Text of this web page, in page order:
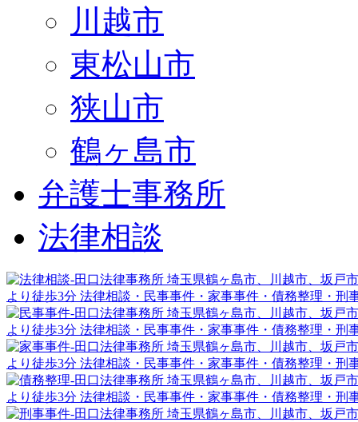
川越市
東松山市
狭山市
鶴ヶ島市
弁護士事務所
法律相談